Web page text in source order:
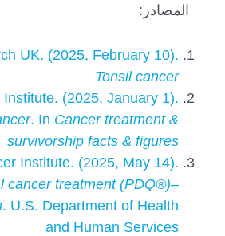
المصادر:
UK. (2025, February 10).
Tonsil cancer
(2025, January 1).
. In Cancer treatment &
survivorship facts & figures
Institute. (2025, May 14).
cancer treatment (PDQ®)–
. U.S. Department of Health
and Human Services